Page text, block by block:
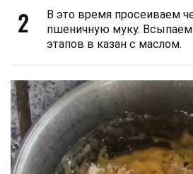
2
В это время просеиваем
пшеничную муку. Всыпаем
этапов в казан с маслом.